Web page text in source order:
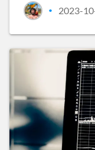
• 2023-